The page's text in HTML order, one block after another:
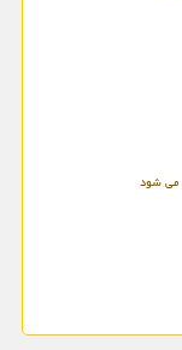
می شود